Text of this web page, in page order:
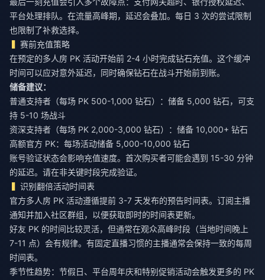
平台处理排队。在流量高峰期，延迟会叠加。每日 3 次的尝试限制
也限制了补救选择。
赛前充值策略
在预定的多人房 PK 活动开始前 2-4 小时完成钻石充值。这个缓冲
时间可以应对意外延迟，同时确保钻石在战斗开始前到账。
储备建议：
普通支持者（每场 PK 500-1,000 钻石）：储备 5,000 钻石，可支
持 5-10 场战斗
资深支持者（每场 PK 2,000-3,000 钻石）：储备 10,000+ 钻石
高额官方 PK：每场活动储备 5,000-10,000 钻石
账号验证状态会影响充值速度。首次购买者可能会遇到 15-30 分钟
的延迟。请在非关键时段完成验证。
识别翻倍活动时间表
官方多人房 PK 活动遵循提前 3-7 天发布的预告时间表。订阅主播
通知并加入社区群组，以便获取即时的时间表更新。
好友 PK 的时间比较灵活，但通常在观众高峰时段（当地时间晚上
7-11 点）会有规律。有固定直播习惯的主播通常会保持一致的每周
时间表。
季节性趋势：节假日、平台周年庆和特别促销活动会触发更多的 PK